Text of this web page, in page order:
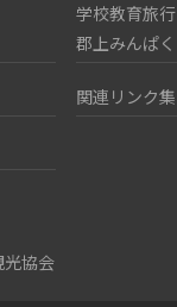
学校教育旅行
郡上みんぱく
関連リンク集
光協会